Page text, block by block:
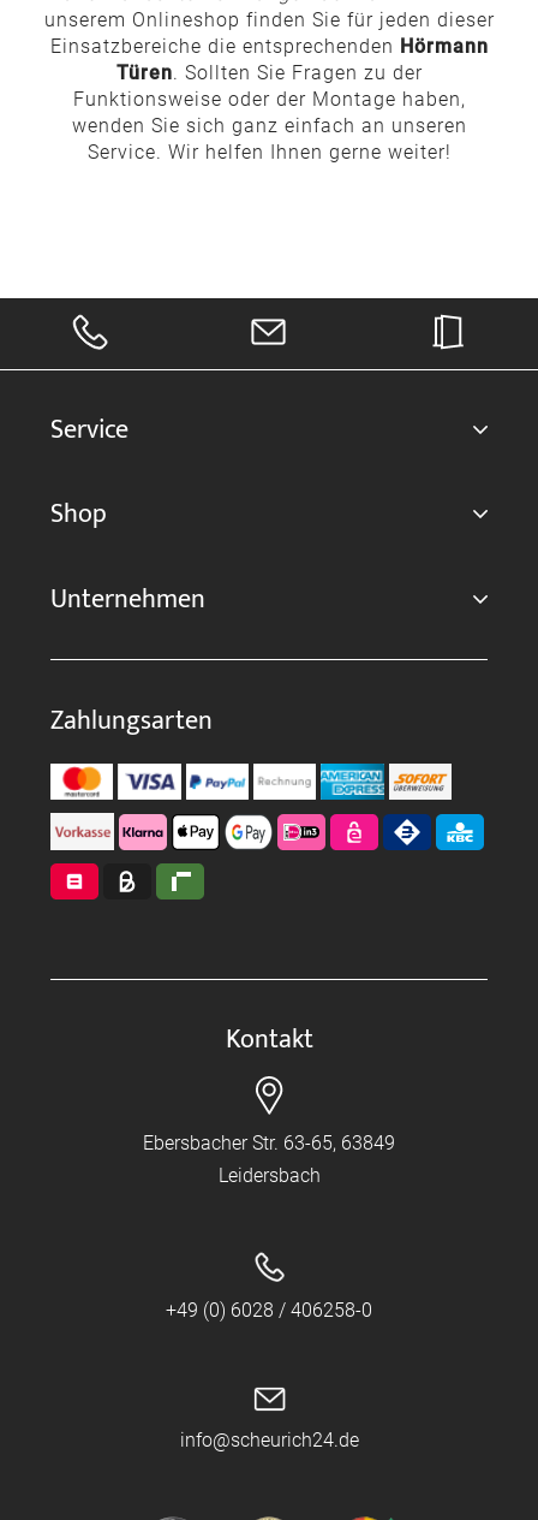
unserem Onlineshop finden Sie für jeden dieser
Einsatzbereiche die entsprechenden Hörmann
Türen. Sollten Sie Fragen zu der
Funktionsweise oder der Montage haben,
wenden Sie sich ganz einfach an unseren
Service. Wir helfen Ihnen gerne weiter!
Service
Shop
Unternehmen
Zahlungsarten
Kontakt
Ebersbacher Str. 63-65, 63849
Leidersbach
+49 (0) 6028 / 406258-0
info@scheurich24.de